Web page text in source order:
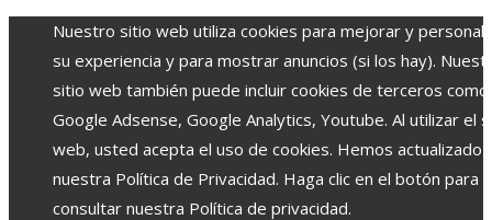
Nuestro sitio web utiliza cookies para mejorar y
su experiencia y para mostrar anuncios (si los hay).
sitio web también puede incluir cookies de terceros como
Google Adsense, Google Analytics, Youtube. Al utilizar el
web, usted acepta el uso de cookies. Hemos actualizado
nuestra Política de Privacidad. Haga clic en el botón para
consultar nuestra Política de privacidad.